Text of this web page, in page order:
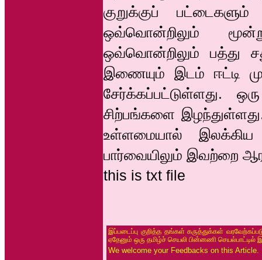
குறுக்குப்
ஒவ்வொன்றிலும்
ஒவ்வொன்றிலும் பத்து
இணையும் இடம் ஈட்டி
சேர்க்கப்பட்டுள்ளது.
சிற்பங்களை
உள்ளமையால் இலக்கிய
பார்வையிலும் இவற்றை
this is txt file
இப்படைப்பு குறித்த தங்கள் கருத்துக்கள்
ஏதேனும் ஒரு தமிழ்ச் செயலி பின்னணி செயல்பாட்டில்
We welcome your Feedbacks on this